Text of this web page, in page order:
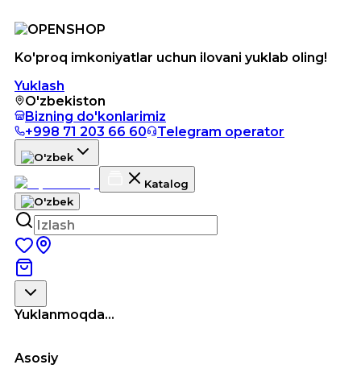
Ko'proq imkoniyatlar uchun ilovani yuklab oling!
Yuklash
O'zbekiston
Bizning do'konlarimiz
+998 71 203 66 60
Telegram operator
Katalog
Yuklanmoqda...
Asosiy